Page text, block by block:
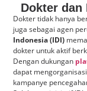
Dokter dan
Dokter tidak hanya
juga sebagai agen
Indonesia (IDI)
dokter untuk aktif
Dengan dukungan
dapat
kampanye